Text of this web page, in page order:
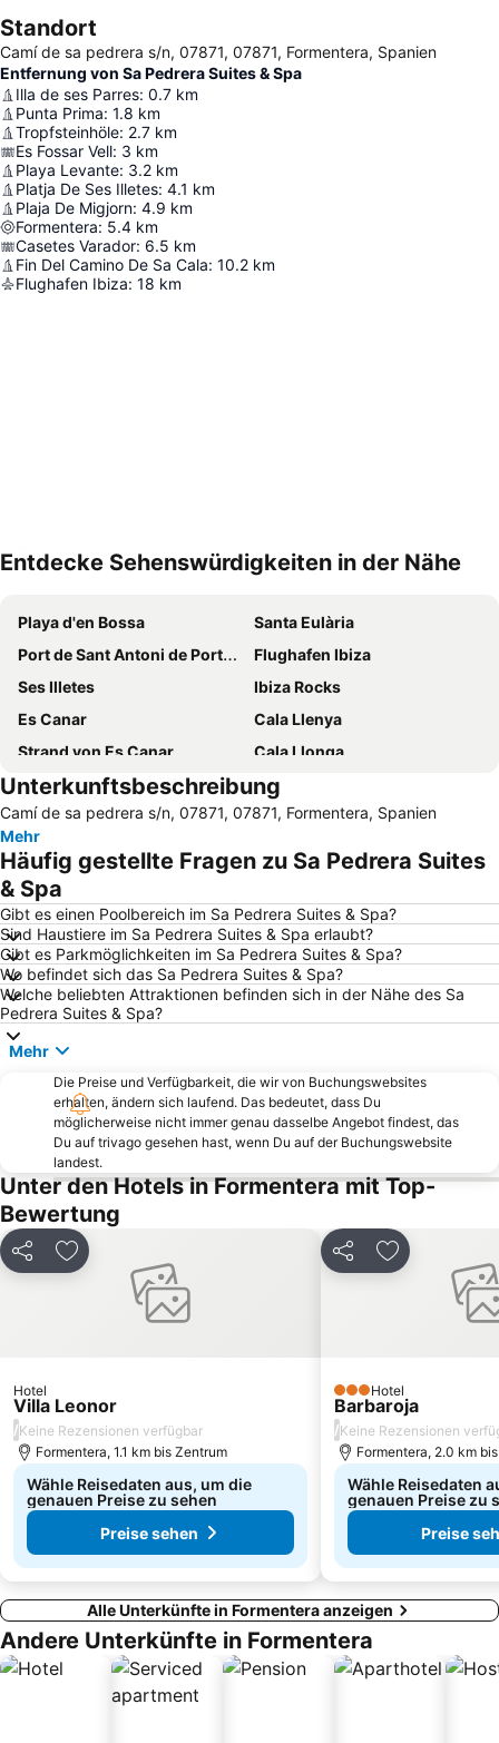
Standort
Camí de sa pedrera s/n, 07871, 07871, Formentera, Spanien
Entfernung von Sa Pedrera Suites & Spa
Illa de ses Parres: 0.7 km
Punta Prima: 1.8 km
Tropfsteinhöle: 2.7 km
Es Fossar Vell: 3 km
Playa Levante: 3.2 km
Platja De Ses Illetes: 4.1 km
Plaja De Migjorn: 4.9 km
Formentera: 5.4 km
Casetes Varador: 6.5 km
Fin Del Camino De Sa Cala: 10.2 km
Flughafen Ibiza: 18 km
Entdecke Sehenswürdigkeiten in der Nähe
Playa d'en Bossa
Santa Eulària
Port de Sant Antoni de Portmany
Flughafen Ibiza
Ses Illetes
Ibiza Rocks
Es Canar
Cala Llenya
Strand von Es Canar
Cala Llonga
Talamanca
Cala Vadella
Es Pujols
Port d'Eivissa
Ses Figueretes
Platja Cala Saona
Bora Bora Ibiza
Dalt Vila
Cala Nova
Port de Sant Miquel
Cala d'Hort
Platges de Comte
Migjorn
Platja de Sant Antoni o Platja des Reguero
Ses Figueres
Puerto Deportivo Marina Botafoch
Ses Salines
Caló des Moro
Club Náutico Ibiza
Cala Benirrás
Strand von Cala Tarida
Festes de Sant Antoni de Portmany
Eivissa Jazz
S'Argamassa
Strand von San Vicente
Hippymarkt
Platja des Pouet o Platja des Pueto
Estación Marítima
Port de La Savina
Cala es Cubells
Unterkunftsbeschreibung
Camí de sa pedrera s/n, 07871, 07871, Formentera, Spanien
Mehr
Häufig gestellte Fragen zu Sa Pedrera Suites
& Spa
Gibt es einen Poolbereich im Sa Pedrera Suites & Spa?
Sind Haustiere im Sa Pedrera Suites & Spa erlaubt?
Gibt es Parkmöglichkeiten im Sa Pedrera Suites & Spa?
Wo befindet sich das Sa Pedrera Suites & Spa?
Welche beliebten Attraktionen befinden sich in der Nähe des Sa
Pedrera Suites & Spa?
Mehr
Die Preise und Verfügbarkeit, die wir von Buchungswebsites
erhalten, ändern sich laufend. Das bedeutet, dass Du
möglicherweise nicht immer genau dasselbe Angebot findest, das
Du auf trivago gesehen hast, wenn Du auf der Buchungswebsite
landest.
Unter den Hotels in Formentera mit Top-
Bewertung
Teilen Zu Favoriten hinzufügen
Hotel
Villa Leonor
/Keine Rezensionen verfügbar
Formentera, 1.1 km bis Zentrum
Wähle Reisedaten aus, um die
genauen Preise zu sehen
Preise sehen
Teilen Zu Favoriten
3 Sterne
Hotel
Barbaroja
/Keine Rezensionen
Formentera, 2.0 km
Wähle Reisedaten
genauen Preise zu
Preise
Alle Unterkünfte in Formentera anzeigen
Andere Unterkünfte in Formentera